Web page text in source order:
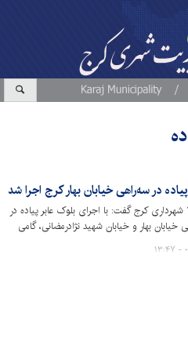
در سه‌راهی خیابان بهار کرج اجرا شد
مدیر منطقه ۱ شهرداری کرج گفت: با اجرای بلوک عابر پیاده در
خیابان بهار و خیابان شهید نژادرمضانی، گامی
افزایش ایمنی عابران و بهبود جریان ترافیک
است.